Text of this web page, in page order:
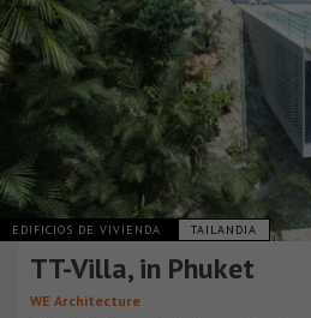
EDIFICIOS DE VIVIENDA TAILANDIA
TT-Villa, in Phuket
WE Architecture